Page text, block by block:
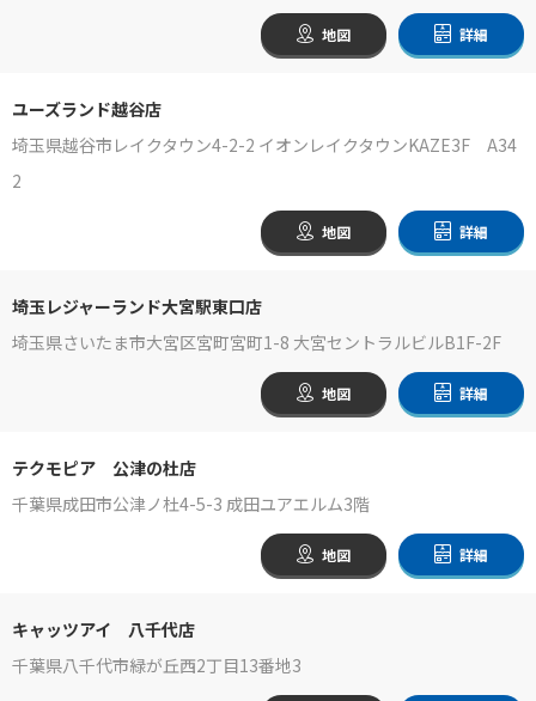
地図 詳細
ユーズランド越谷店
埼玉県越谷市レイクタウン4-2-2 イオンレイクタウンKAZE3F A34
2
地図 詳細
埼玉レジャーランド大宮駅東口店
埼玉県さいたま市大宮区宮町宮町1-8 大宮セントラルビルB1F-2F
地図 詳細
テクモピア 公津の杜店
千葉県成田市公津ノ杜4-5-3 成田ユアエルム3階
地図 詳細
キャッツアイ 八千代店
千葉県八千代市緑が丘西2丁目13番地3